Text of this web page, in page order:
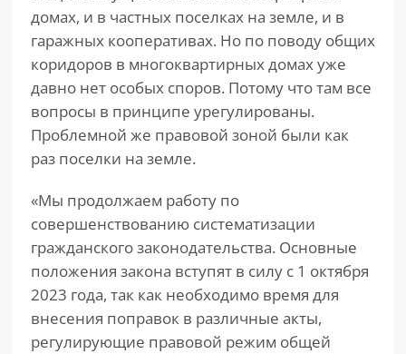
домах, и в частных поселках на земле, и в
гаражных кооперативах. Но по поводу общих
коридоров в многоквартирных домах уже
давно нет особых споров. Потому что там все
вопросы в принципе урегулированы.
Проблемной же правовой зоной были как
раз поселки на земле.
«Мы продолжаем работу по
совершенствованию систематизации
гражданского законодательства. Основные
положения закона вступят в силу с 1 октября
2023 года, так как необходимо время для
внесения поправок в различные акты,
регулирующие правовой режим общей